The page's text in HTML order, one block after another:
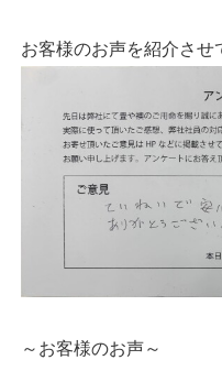
お客様のお声を紹介させ
～お客様のお声～